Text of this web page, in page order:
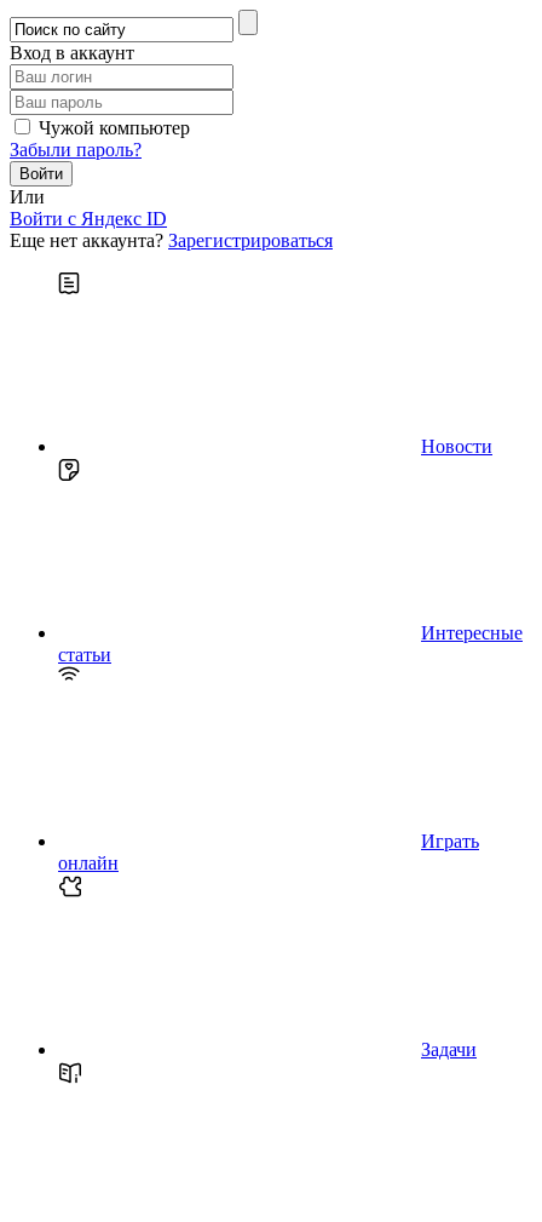
Вход в аккаунт
Чужой компьютер
Забыли пароль?
Или
Войти c Яндекс ID
Еще нет аккаунта? Зарегистрироваться
Новости
Интересные
статьи
Играть
онлайн
Задачи